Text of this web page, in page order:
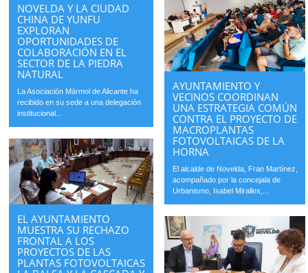
NOVELDA Y LA CIUDAD
CHINA DE YUNFU
EXPLORAN
OPORTUNIDADES DE
COLABORACIÓN EN EL
SECTOR DE LA PIEDRA
NATURAL
La Asociación Mármol de Alicante ha
recibido en su sede a una delegación
institucional...
AYUNTAMIENTO Y
VECINOS COORDINAN
UNA ESTRATEGIA COMÚN
CONTRA EL PROYECTO DE
MACROPLANTAS
FOTOVOLTAICAS DE LA
HORNA
El alcalde de Novelda, Fran Martínez,
acompañado por la concejala de
Urbanismo, Isabel Miralles,...
EL AYUNTAMIENTO
MUESTRA SU RECHAZO
FRONTAL A LOS
PROYECTOS DE LAS
PLANTAS FOTOVOLTAICAS